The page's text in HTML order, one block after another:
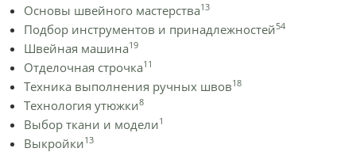
Основы швейного мастерства13
Подбор инструментов и принадлежностей54
Швейная машина19
Отделочная строчка11
Техника выполнения ручных швов18
Технология утюжки8
Выбор ткани и модели1
Выкройки13